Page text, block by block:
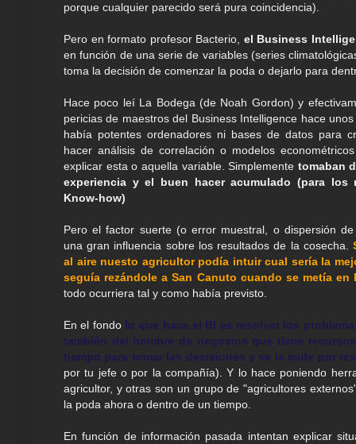
porque cualquier parecido será pura coincidencia).
Pero en formato profesor Bacterio, el Business
en función de una serie de variables (series
toma la decisión de comenzar la poda o dejarlo para
Hace poco leí La Bodega (de Noah Gordon) y
pericias de maestros del Business Intelligence hace
había potentes ordenadores ni bases de datos para
hacer análisis de correlación o modelos
explicar esta o aquella variable. Simplemente tomaban
experiencia y el buen hacer acumulado (para los
Know-how)
Pero el factor suerte (o error muestral, o dispersión
una gran influencia sobre los resultados de la cosecha.
al aire nuesto agricultor podía intuir cual sería la
seguía rezándole a San Canuto cuando se metía en
todo ocurriera tal y como había previsto.
En el fondo lo que hace el BI es resolver los
también del hombre de negocios que tiene
tiempo para tomar las decisiones y se le mide por
por tu jefe o por la compañía). Y lo hace poniendo
agricultor, y otras son un grupo de "agricultores
la poda ahora o dentro de un tiempo.
En función de información pasada intentan explicar